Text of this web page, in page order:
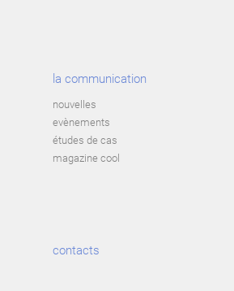
la communication
nouvelles
evènements
études de cas
magazine cool
contacts